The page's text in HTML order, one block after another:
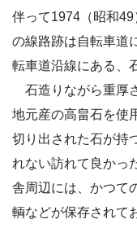
伴って1974（昭和
の線路跡は自転車道
転車道沿線にある、
石造りながら重厚
地元産の高畠石を使
切り出された石が持
れない訪れて良かっ
舎周辺には、かつて
輌などが保存されて